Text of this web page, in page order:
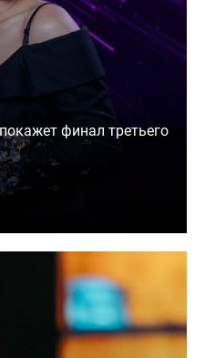
финал третьего